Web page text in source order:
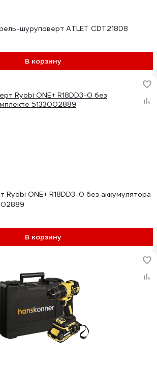
шуруповерт ATLET CDT218D8
В корзину
ONE+ R18DD3-0 без аккумулятора
В корзину